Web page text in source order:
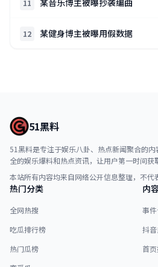
11 某音乐博主被曝抄袭编曲
12 某健身博主被曝用假数据
51黑料
51黑料是专注于娱乐八卦、热点新闻聚合的
全的娱乐爆料和热点资讯，让用户第一时间获
本站所有内容均来自网络公开信息整理，不代
热门分类
全网热搜
吃瓜排行榜
热门瓜榜
内
事
抖
首